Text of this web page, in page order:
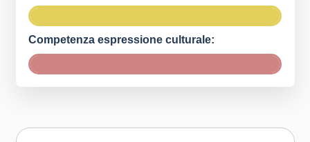
Competenza espressione culturale: